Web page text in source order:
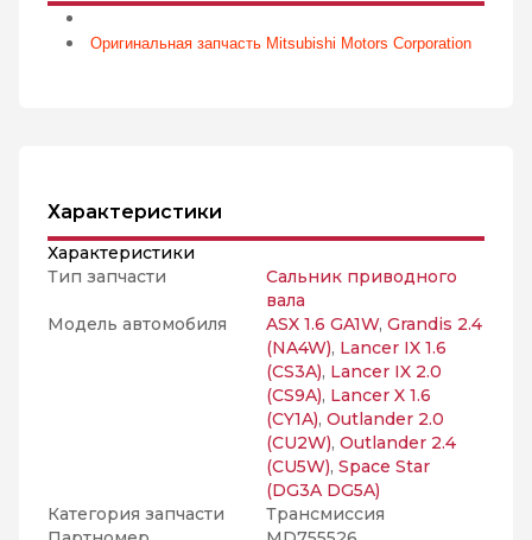
Оригинальная запчасть Mitsubishi Motors Corporation
Характеристики
Характеристики
Тип запчасти
Сальник приводного
вала
Модель автомобиля
ASX 1.6 GA1W, Grandis 2.4
(NA4W), Lancer IX 1.6
(CS3A), Lancer IX 2.0
(CS9A), Lancer X 1.6
(CY1A), Outlander 2.0
(CU2W), Outlander 2.4
(CU5W), Space Star
(DG3A DG5A)
Категория запчасти
Трансмиссия